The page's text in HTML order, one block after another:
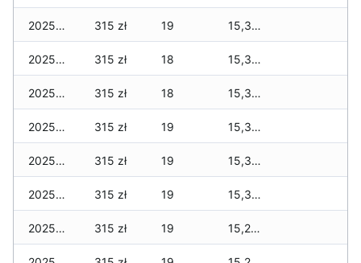
2025-12-21 315 zł 19 15,345 zł
2025-12-20 315 zł 18 15,340 zł
2025-12-19 315 zł 18 15,340 zł
2025-12-18 315 zł 19 15,315 zł
2025-12-17 315 zł 19 15,310 zł
2025-12-16 315 zł 19 15,305 zł
2025-12-15 315 zł 19 15,280 zł